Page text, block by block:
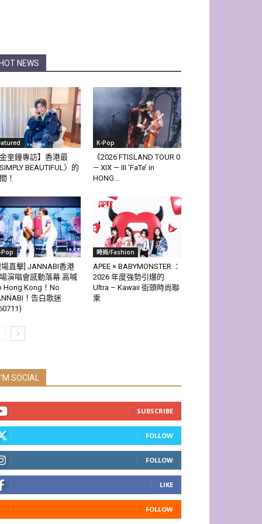
HOT NEWS
金奎鐘專訪】香港最
SIMPLY BEAUTIFUL〉的
！
K-Pop
《2026 FTISLAND TOUR 0
— XIX — III ‘FaTe’ in
HONG...
Pop
場直擊] JANNABI香港
演唱會感動落幕 高喊
Hong Kong！No
！告白歌迷
時尚/Fashion
APEE × BABYMONSTER ：
2026 年度強勢引爆的
Ultra – Kawaii 街頭時尚聯
乘
I'M SOCIAL
SUBSCRIBE
FOLLOW
FOLLOW
LIKE
FOLLOW